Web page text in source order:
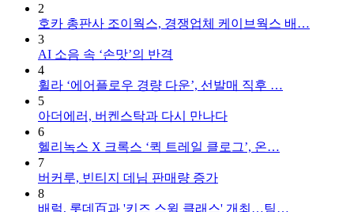
2
호카 총판사 조이웍스, 경쟁업체 케이브웍스 배…
3
AI 소음 속 ‘손맛’의 반격
4
휠라 ‘에어플로우 경량 다운’, 선발매 직후 …
5
아더에러, 버켄스탁과 다시 만나다
6
헬리녹스 X 크록스 ‘퀵 트레일 클로그’, 온…
7
버커루, 빈티지 데님 판매량 증가
8
배럴, 롯데百과 '키즈 스윔 클래스' 개최…팀…